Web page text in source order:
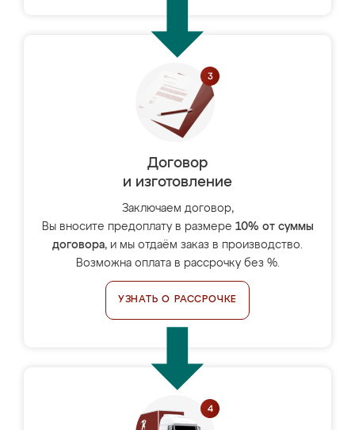
Договор
и изготовление
Заключаем договор,
Вы вносите предоплату в размере 10% от суммы
договора, и мы отдаём заказ в производство.
Возможна оплата в рассрочку без %.
УЗНАТЬ О РАССРОЧКЕ